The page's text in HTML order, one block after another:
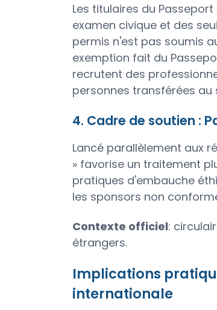
Les titulaires du
examen civique et des
permis n'est pas soumis
exemption fait du
recrutent des
personnes transférées au
4. Cadre de soutien :
Lancé parallèlement aux
» favorise un traitement
pratiques d'embauche
les sponsors non
Contexte officiel:
étrangers.
Implications
internationale